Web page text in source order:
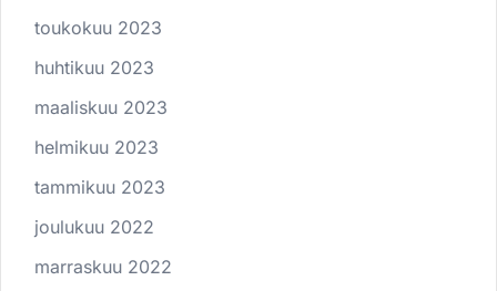
toukokuu 2023
huhtikuu 2023
maaliskuu 2023
helmikuu 2023
tammikuu 2023
joulukuu 2022
marraskuu 2022